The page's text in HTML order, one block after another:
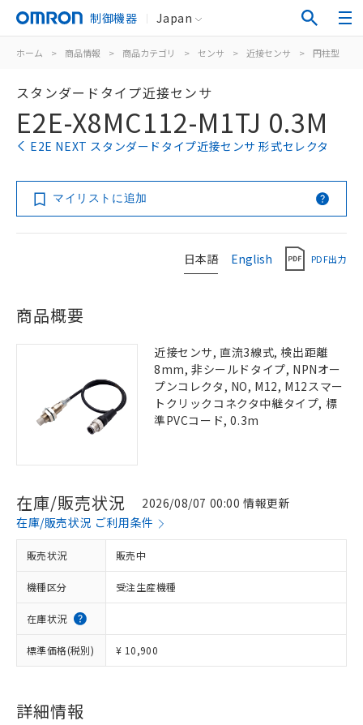
制御機器 Japan
ホーム > 商品情報 > 商品カテゴリ > センサ > 近接センサ > 円柱型
スタンダードタイプ近接センサ
E2E-X8MC112-M1TJ 0.3M
E2E NEXT スタンダードタイプ近接センサ 形式セレクタ
マイリストに追加
日本語 English PDF出力
商品概要
近接センサ, 直流3線式, 検出距離
8mm, 非シールドタイプ, NPNオー
プンコレクタ, NO, M12, M12スマー
トクリックコネクタ中継タイプ, 標
準PVCコード, 0.3m
在庫/販売状況
2026/08/07 00:00 情報更新
在庫/販売状況 ご利用条件
販売状況 販売中
機種区分 受注生産機種
在庫状況
標準価格(税別) ¥ 10,900
詳細情報